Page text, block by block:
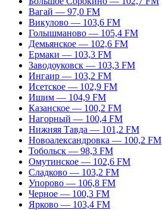
Вагай — 97,0 FM
Викулово — 103,6 FM
Голышманово — 105,4 FM
Демьянское — 102,6 FM
Ермаки — 103,3 FM
Заводоуковск — 103,3 FM
Ингаир — 103,2 FM
Исетское — 102,9 FM
Ишим — 104,9 FM
Казанское — 100,2 FM
Нагорный — 100,4 FM
Нижняя Тавда — 101,2 FM
Новоалександровка — 100,2 FM
Тобольск — 98,3 FM
Омутинское — 102,6 FM
Сладково — 103,2 FM
Упорово — 106,8 FM
Черное — 100,3 FM
Ярково — 103,4 FM